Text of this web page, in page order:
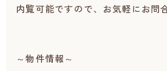
内覧可能ですので、お気軽にお問
～物件情報～